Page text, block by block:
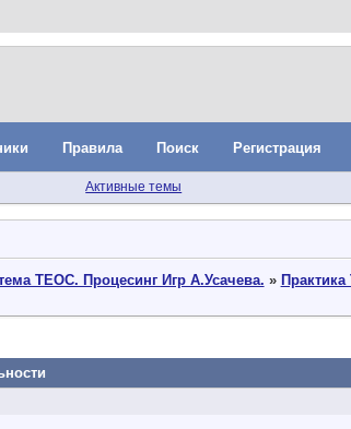
Правила Поиск Регистрация
Активные темы
ТЕОС. Процесинг Игр А.Усачева. »